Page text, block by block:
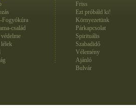
Fogyókúra
család
lélek
Friss
Ezt próbáld ki!
Környezetünk
Párkapcsolat
Spirituális
Szabadidő
Vélemény
Ajánló
Bulvár